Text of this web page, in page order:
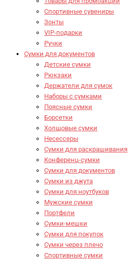
Спортивные сувениры
Зонты
VIP-подарки
Ручки
Сумки для документов
Детские сумки
Рюкзаки
Держатели для сумок
Наборы с сумками
Поясные сумки
Борсетки
Холщовые сумки
Несессеры
Сумки для раскрашивания
Конференц-сумки
Сумки для документов
Сумки из джута
Сумки для ноутбуков
Мужские сумки
Портфели
Сумки-мешки
Сумки для покупок
Сумки через плечо
Спортивные сумки